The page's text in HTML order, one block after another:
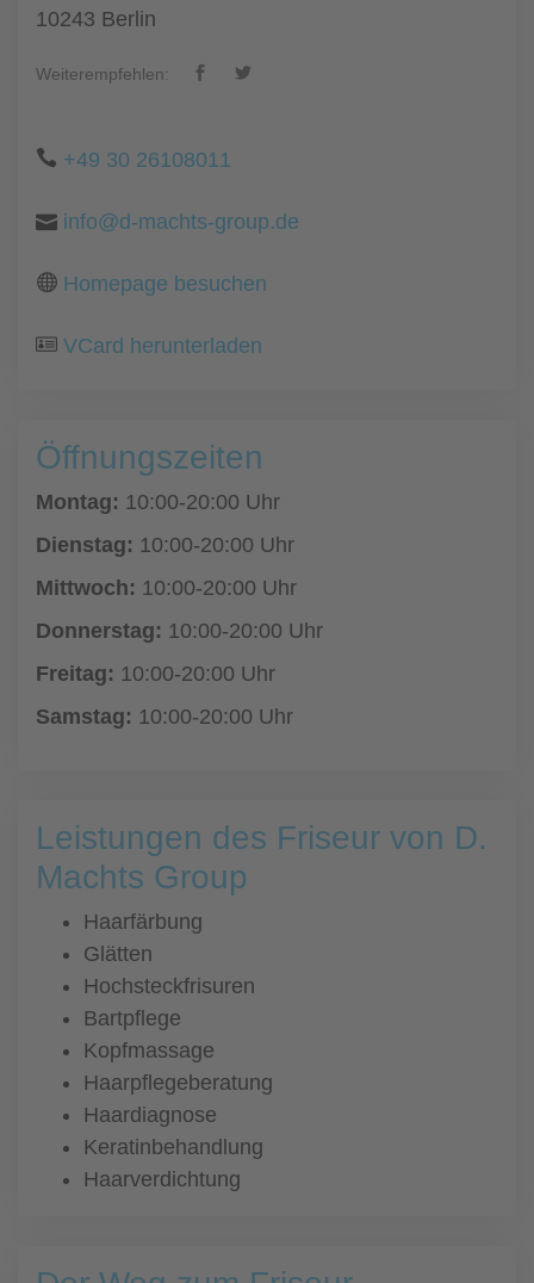
10243 Berlin
Weiterempfehlen:
+49 30 26108011
info@d-machts-group.de
Homepage besuchen
VCard herunterladen
Öffnungszeiten
Montag: 10:00-20:00 Uhr
Dienstag: 10:00-20:00 Uhr
Mittwoch: 10:00-20:00 Uhr
Donnerstag: 10:00-20:00 Uhr
Freitag: 10:00-20:00 Uhr
Samstag: 10:00-20:00 Uhr
Leistungen des Friseur von D.
Machts Group
Haarfärbung
Glätten
Hochsteckfrisuren
Bartpflege
Kopfmassage
Haarpflegeberatung
Haardiagnose
Keratinbehandlung
Haarverdichtung